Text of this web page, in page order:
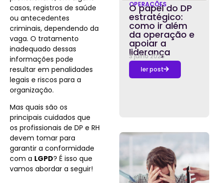
casos, registros de saúde
ou antecedentes
criminais, dependendo da
vaga. O tratamento
inadequado dessas
informações pode
resultar em penalidades
legais e riscos para a
organização.
Mas quais são os
principais cuidados que
os profissionais de DP e RH
devem tomar para
garantir a conformidade
com a LGPD? É isso que
vamos abordar a seguir!
OPERAÇÕES
O papel do DP
estratégico:
como ir além
da operação e
apoiar a
liderança
3 julho 2026
ler post